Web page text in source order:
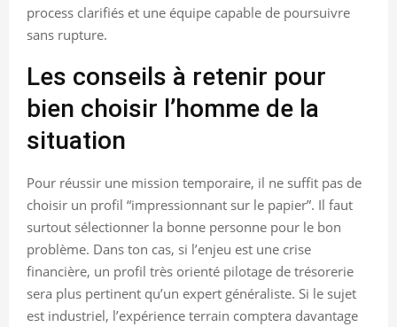
process clarifiés et une équipe capable de poursuivre
sans rupture.
Les conseils à retenir pour
bien choisir l’homme de la
situation
Pour réussir une mission temporaire, il ne suffit pas de
choisir un profil “impressionnant sur le papier”. Il faut
surtout sélectionner la bonne personne pour le bon
problème. Dans ton cas, si l’enjeu est une crise
financière, un profil très orienté pilotage de trésorerie
sera plus pertinent qu’un expert généraliste. Si le sujet
est industriel, l’expérience terrain comptera davantage